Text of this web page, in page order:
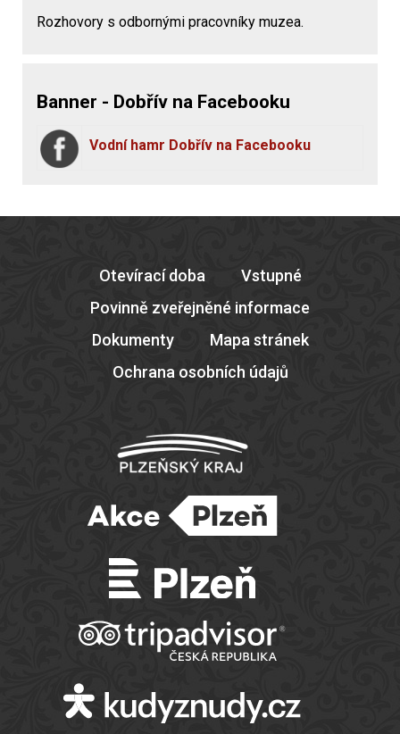
Rozhovory s odbornými pracovníky muzea.
Banner - Dobřív na Facebooku
Vodní hamr Dobřív na Facebooku
Otevírací doba
Vstupné
Povinně zveřejněné informace
Dokumenty
Mapa stránek
Ochrana osobních údajů